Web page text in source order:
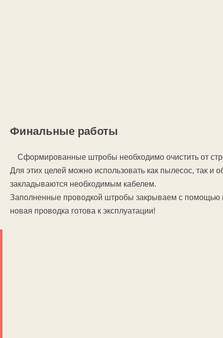
Финальные работы
Сформированные штробы необходимо очистить от
Для этих целей можно использовать как пылесос, так
закладываются необходимым кабелем.
Заполненные проводкой штробы закрываем с помощью
новая проводка готова к эксплуатации!